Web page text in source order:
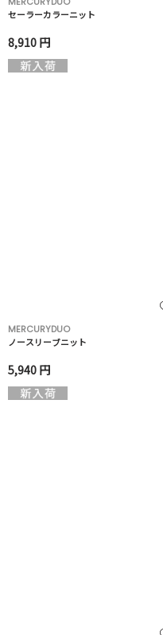
セーラーカラーニット
8,910 円
MERCURYDUO
ノースリーブニット
5,940 円